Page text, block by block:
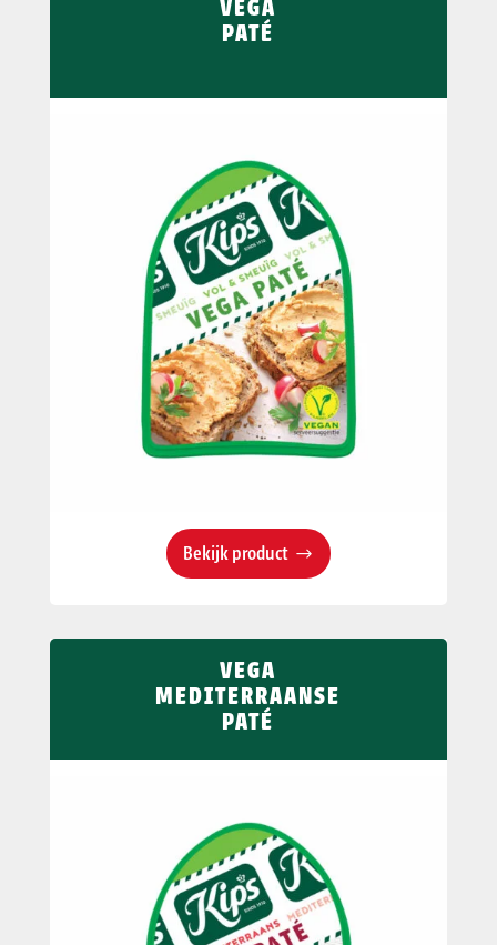
VEGA
PATÉ
Bekijk product
VEGA
MEDITERRAANSE
PATÉ